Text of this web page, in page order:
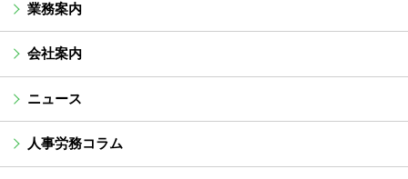
業務案内
会社案内
ニュース
人事労務コラム